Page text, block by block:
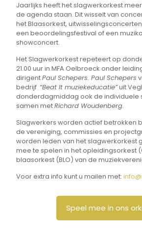
Jaarlijks heeft het slagwerkorkest
de agenda staan. Dit wisselt van
het Blaasorkest,
een beoordelingsfestival of een
showconcert.
Het Slagwerkorkest repeteert op
21.00 uur in MFA Oelbroeck onder
dirigentPaul Schepers. Paul Schepers
bedrijf “Beat It muziekeducatie”uit
donderdagmiddag ook de individuele
samen metRichard Woudenberg.
Slagwerkers worden actief betrokken
de vereniging, commissies en
worden leden van het slagwerkorkest
mee te spelen in het opleidingsorkest
blaasorkest (BLO) van de
Voor extra info kunt u mailen met:
Speel mee in ons